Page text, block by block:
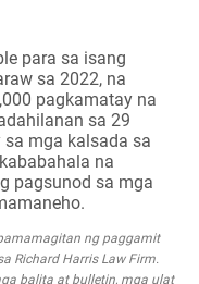
para sa isang
sa 2022, na
pagkamatay na
sa 29
mga kalsada sa
na
pagsunod sa mga
ng paggamit
Richard Harris Law Firm.
balita at bulletin, mga ulat